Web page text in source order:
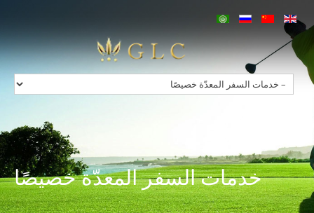
Home
Our Group
Contact
خدمات السفر المعدّة خصيصًا